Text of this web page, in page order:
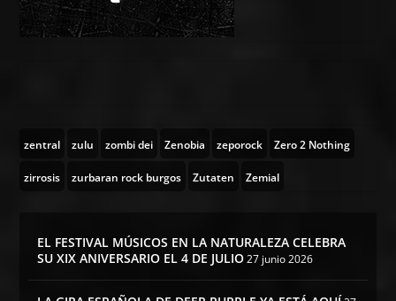
zentral zulu zombi dei Zenobia zeporock Zero 2 Nothing
zirrosis zurbaran rock burgos Zutaten Zemial
EL FESTIVAL MÚSICOS EN LA NATURALEZA CELEBRA
SU XIX ANIVERSARIO EL 4 DE JULIO 27 junio 2026